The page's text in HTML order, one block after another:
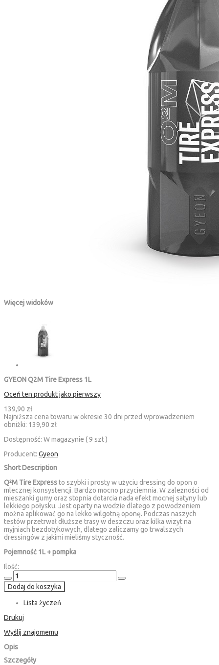
Więcej widoków
GYEON Q2M Tire Express 1L
Oceń ten produkt jako pierwszy
139,90 zł
Najniższa cena towaru w okresie 30 dni przed wprowadzeniem
obniżki: 139,90 zł
Dostępność: W magazynie ( 9 szt )
Producent: Gyeon
Short Description
Q²M Tire Expressto szybki i prosty w użyciu dressing do opon o
mlecznej konsystencji. Bardzo mocno przyciemnia. W zależności od
mieszanki gumy oraz stopnia dotarcia nada efekt mocnej satyny lub
lekkiego połysku. Jest oparty na wodzie dlatego z powodzeniem
można aplikować go na lekko wilgotną oponę. Podczas naszych
testów przetrwał dłuższe trasy w deszczu oraz kilka wizyt na
myjniach bezdotykowych, dlatego zaliczamy go trwalszych
dressingów z jakimi mieliśmy styczność.
Pojemność 1L + pompka
Ilość:
Dodaj do koszyka
Lista życzeń
Drukuj
Wyślij znajomemu
Opis
Szczegóły